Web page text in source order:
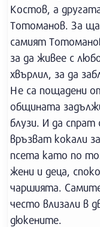
Костов, а
Тотоманов. За
самият
за да живее с
хвърлил, за да
Не са пощадени
общината
блузи. И да спрат
връзват кокали
псета като по
жени и деца,
чаршията.
често влизали в
дюкените.